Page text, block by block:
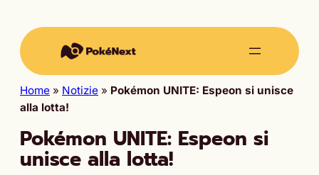
Home » Notizie » Pokémon UNITE: Espeon si unisce
alla lotta!
Pokémon UNITE: Espeon si
unisce alla lotta!